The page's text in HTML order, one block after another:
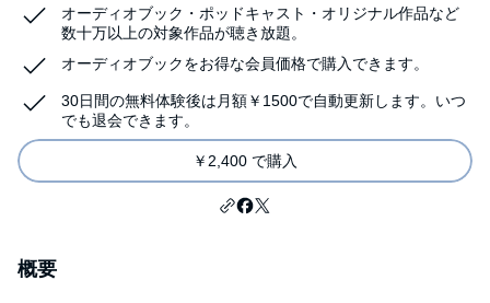
オーディオブック・ポッドキャスト・オリジナル作品など
数十万以上の対象作品が聴き放題。
オーディオブックをお得な会員価格で購入できます。
30日間の無料体験後は月額￥1500で自動更新します。いつ
でも退会できます。
￥2,400 で購入
概要